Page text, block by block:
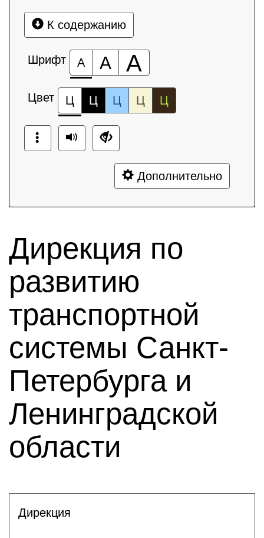
К содержанию
Шрифт А А А
Цвет Ц Ц Ц Ц Ц
Дополнительно
Дирекция по
развитию
транспортной
системы Санкт-
Петербурга и
Ленинградской
области
Дирекция